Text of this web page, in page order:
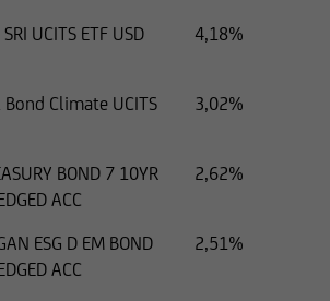
UCITS ETF USD
4,18%
Bond Climate UCITS
3,02%
BOND 7 10YR
ACC
2,62%
ESG D EM BOND
ACC
2,51%
giurisdizione straniera che
contenute in questo sito Web
pertanto un'offerta di vendita